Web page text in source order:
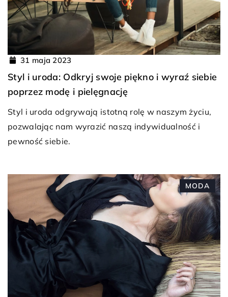
31 maja 2023
Styl i uroda: Odkryj swoje piękno i wyraź siebie
poprzez modę i pielęgnację
Styl i uroda odgrywają istotną rolę w naszym życiu,
pozwalając nam wyrazić naszą indywidualność i
pewność siebie.
MODA